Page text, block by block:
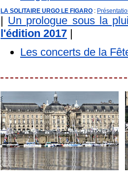
LA SOLITAIRE URGO LE FIGARO :
| Un prologue sous la
l'édition 2017 |
Les concerts de la